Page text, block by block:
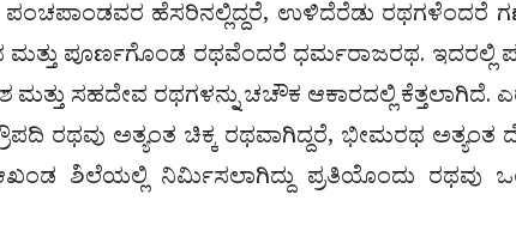
ಹೆಸರಿನಲ್ಲಿದ್ದರೆ, ಉಳಿದೆರೆಡು ರಥಗಳೆಂದರೆ
ಮತ್ತು ಪೂರ್ಣಗೊಂಡ ರಥವೆಂದರೆ ಧರ್ಮರಾಜರಥ. ಇದರಲ್ಲಿ
ಮತ್ತು ಸಹದೇವ ರಥಗಳನ್ನು ಚಚೌಕ ಆಕಾರದಲ್ಲಿ ಕೆತ್ತಲಾಗಿದೆ.
ರಥವು ಅತ್ಯಂತ ಚಿಕ್ಕ ರಥವಾಗಿದ್ದರೆ, ಭೀಮರಥ ಅತ್ಯಂತ
ಶಿಲೆಯಲ್ಲಿ ನಿರ್ಮಿಸಲಾಗಿದ್ದು ಪ್ರತಿಯೊಂದು ರಥವು